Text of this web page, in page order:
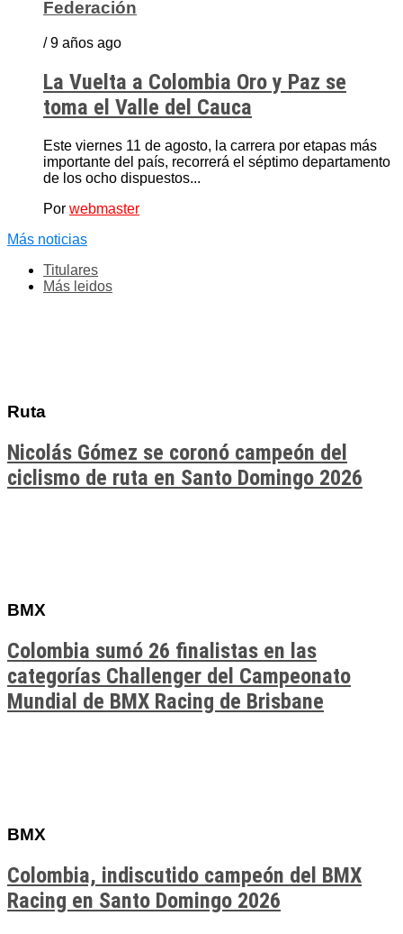
Federación
/ 9 años ago
La Vuelta a Colombia Oro y Paz se
toma el Valle del Cauca
Este viernes 11 de agosto, la carrera por etapas más
importante del país, recorrerá el séptimo departamento
de los ocho dispuestos...
Por webmaster
Más noticias
Titulares
Más leidos
Ruta
Nicolás Gómez se coronó campeón del
ciclismo de ruta en Santo Domingo 2026
BMX
Colombia sumó 26 finalistas en las
categorías Challenger del Campeonato
Mundial de BMX Racing de Brisbane
BMX
Colombia, indiscutido campeón del BMX
Racing en Santo Domingo 2026